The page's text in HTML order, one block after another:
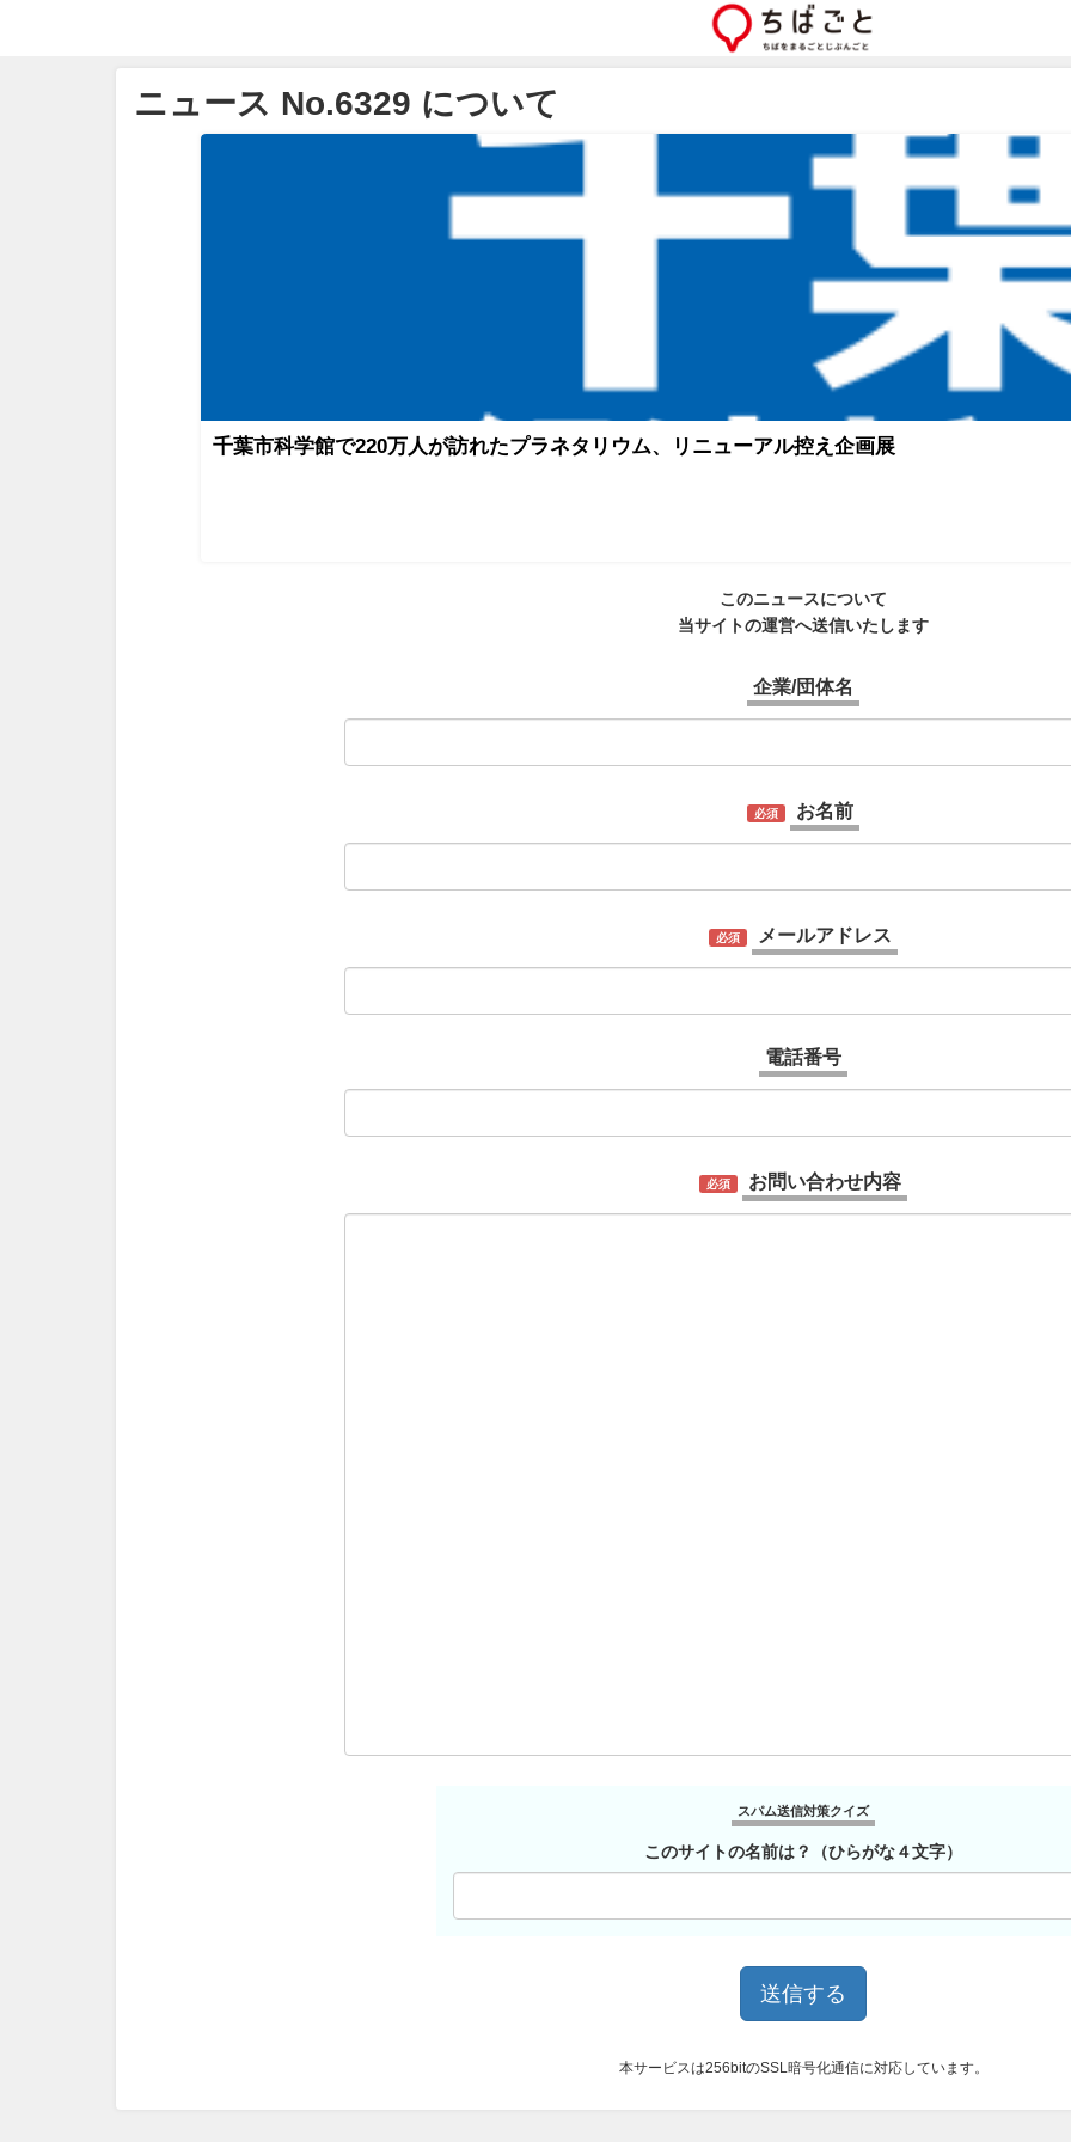
ニュース No.6329 について
千葉市科学館で220万人が訪れたプラネタリウム、リニューアル控え企画展
このニュースについて
当サイトの運営へ送信いたします
企業/団体名
必須 お名前
必須 メールアドレス
電話番号
必須 お問い合わせ内容
スパム送信対策クイズ
このサイトの名前は？（ひらがな４文字）
本サービスは256bitのSSL暗号化通信に対応しています。